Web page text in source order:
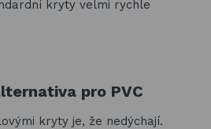
kryty velmi rychle
lternativa pro PVC
kryty je, že nedýchají.